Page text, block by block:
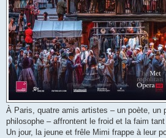
À Paris, quatre amis artistes – un poète, un
philosophe – affrontent le froid et la faim
Un jour, la jeune et frêle Mimi frappe à leur